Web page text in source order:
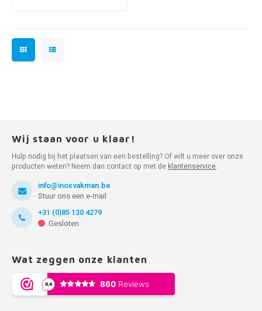
Wij staan voor u klaar!
Hulp nodig bij het plaatsen van een bestelling? Of wilt u meer over onze
producten weten? Neem dan contact op met de klantenservice.
info@inoxvakman.be
Stuur ons een e-mail
+31 (0)85 130 4279
Gesloten
Wat zeggen onze klanten